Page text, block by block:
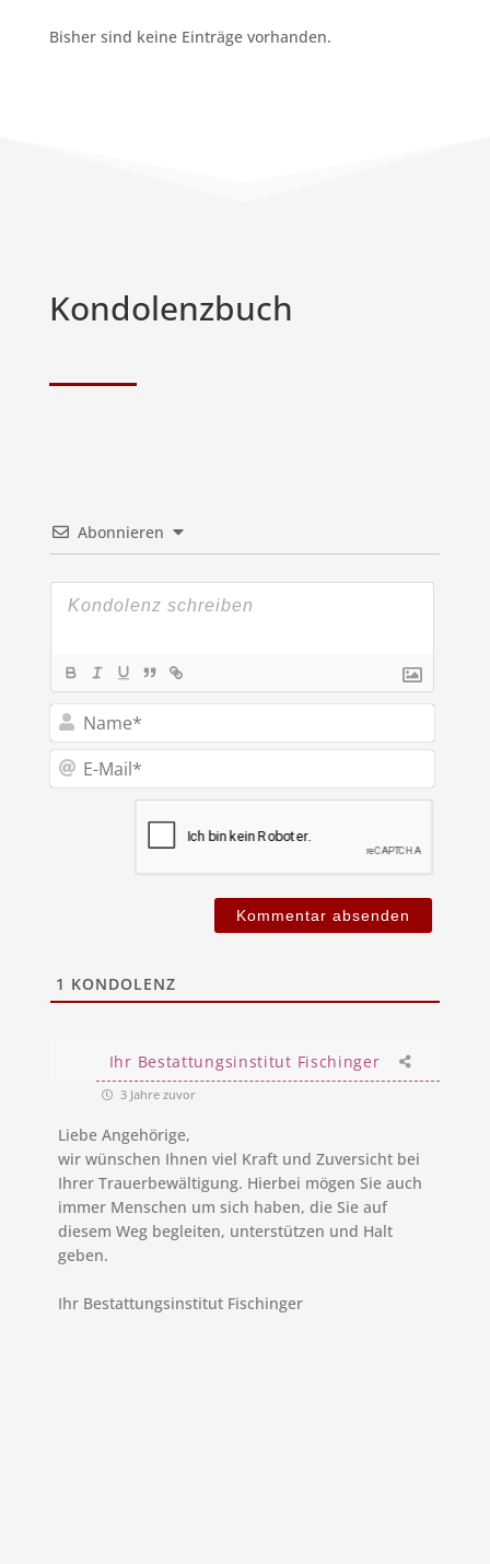
Bisher sind keine Einträge vorhanden.
Kondolenzbuch
Abonnieren
Name*
E-
Mail*
1 KONDOLENZ
Ihr Bestattungsinstitut Fischinger
3 Jahre zuvor
Liebe Angehörige,
wir wünschen Ihnen viel Kraft und Zuversicht bei
Ihrer Trauerbewältigung. Hierbei mögen Sie auch
immer Menschen um sich haben, die Sie auf
diesem Weg begleiten, unterstützen und Halt
geben.
Ihr Bestattungsinstitut Fischinger